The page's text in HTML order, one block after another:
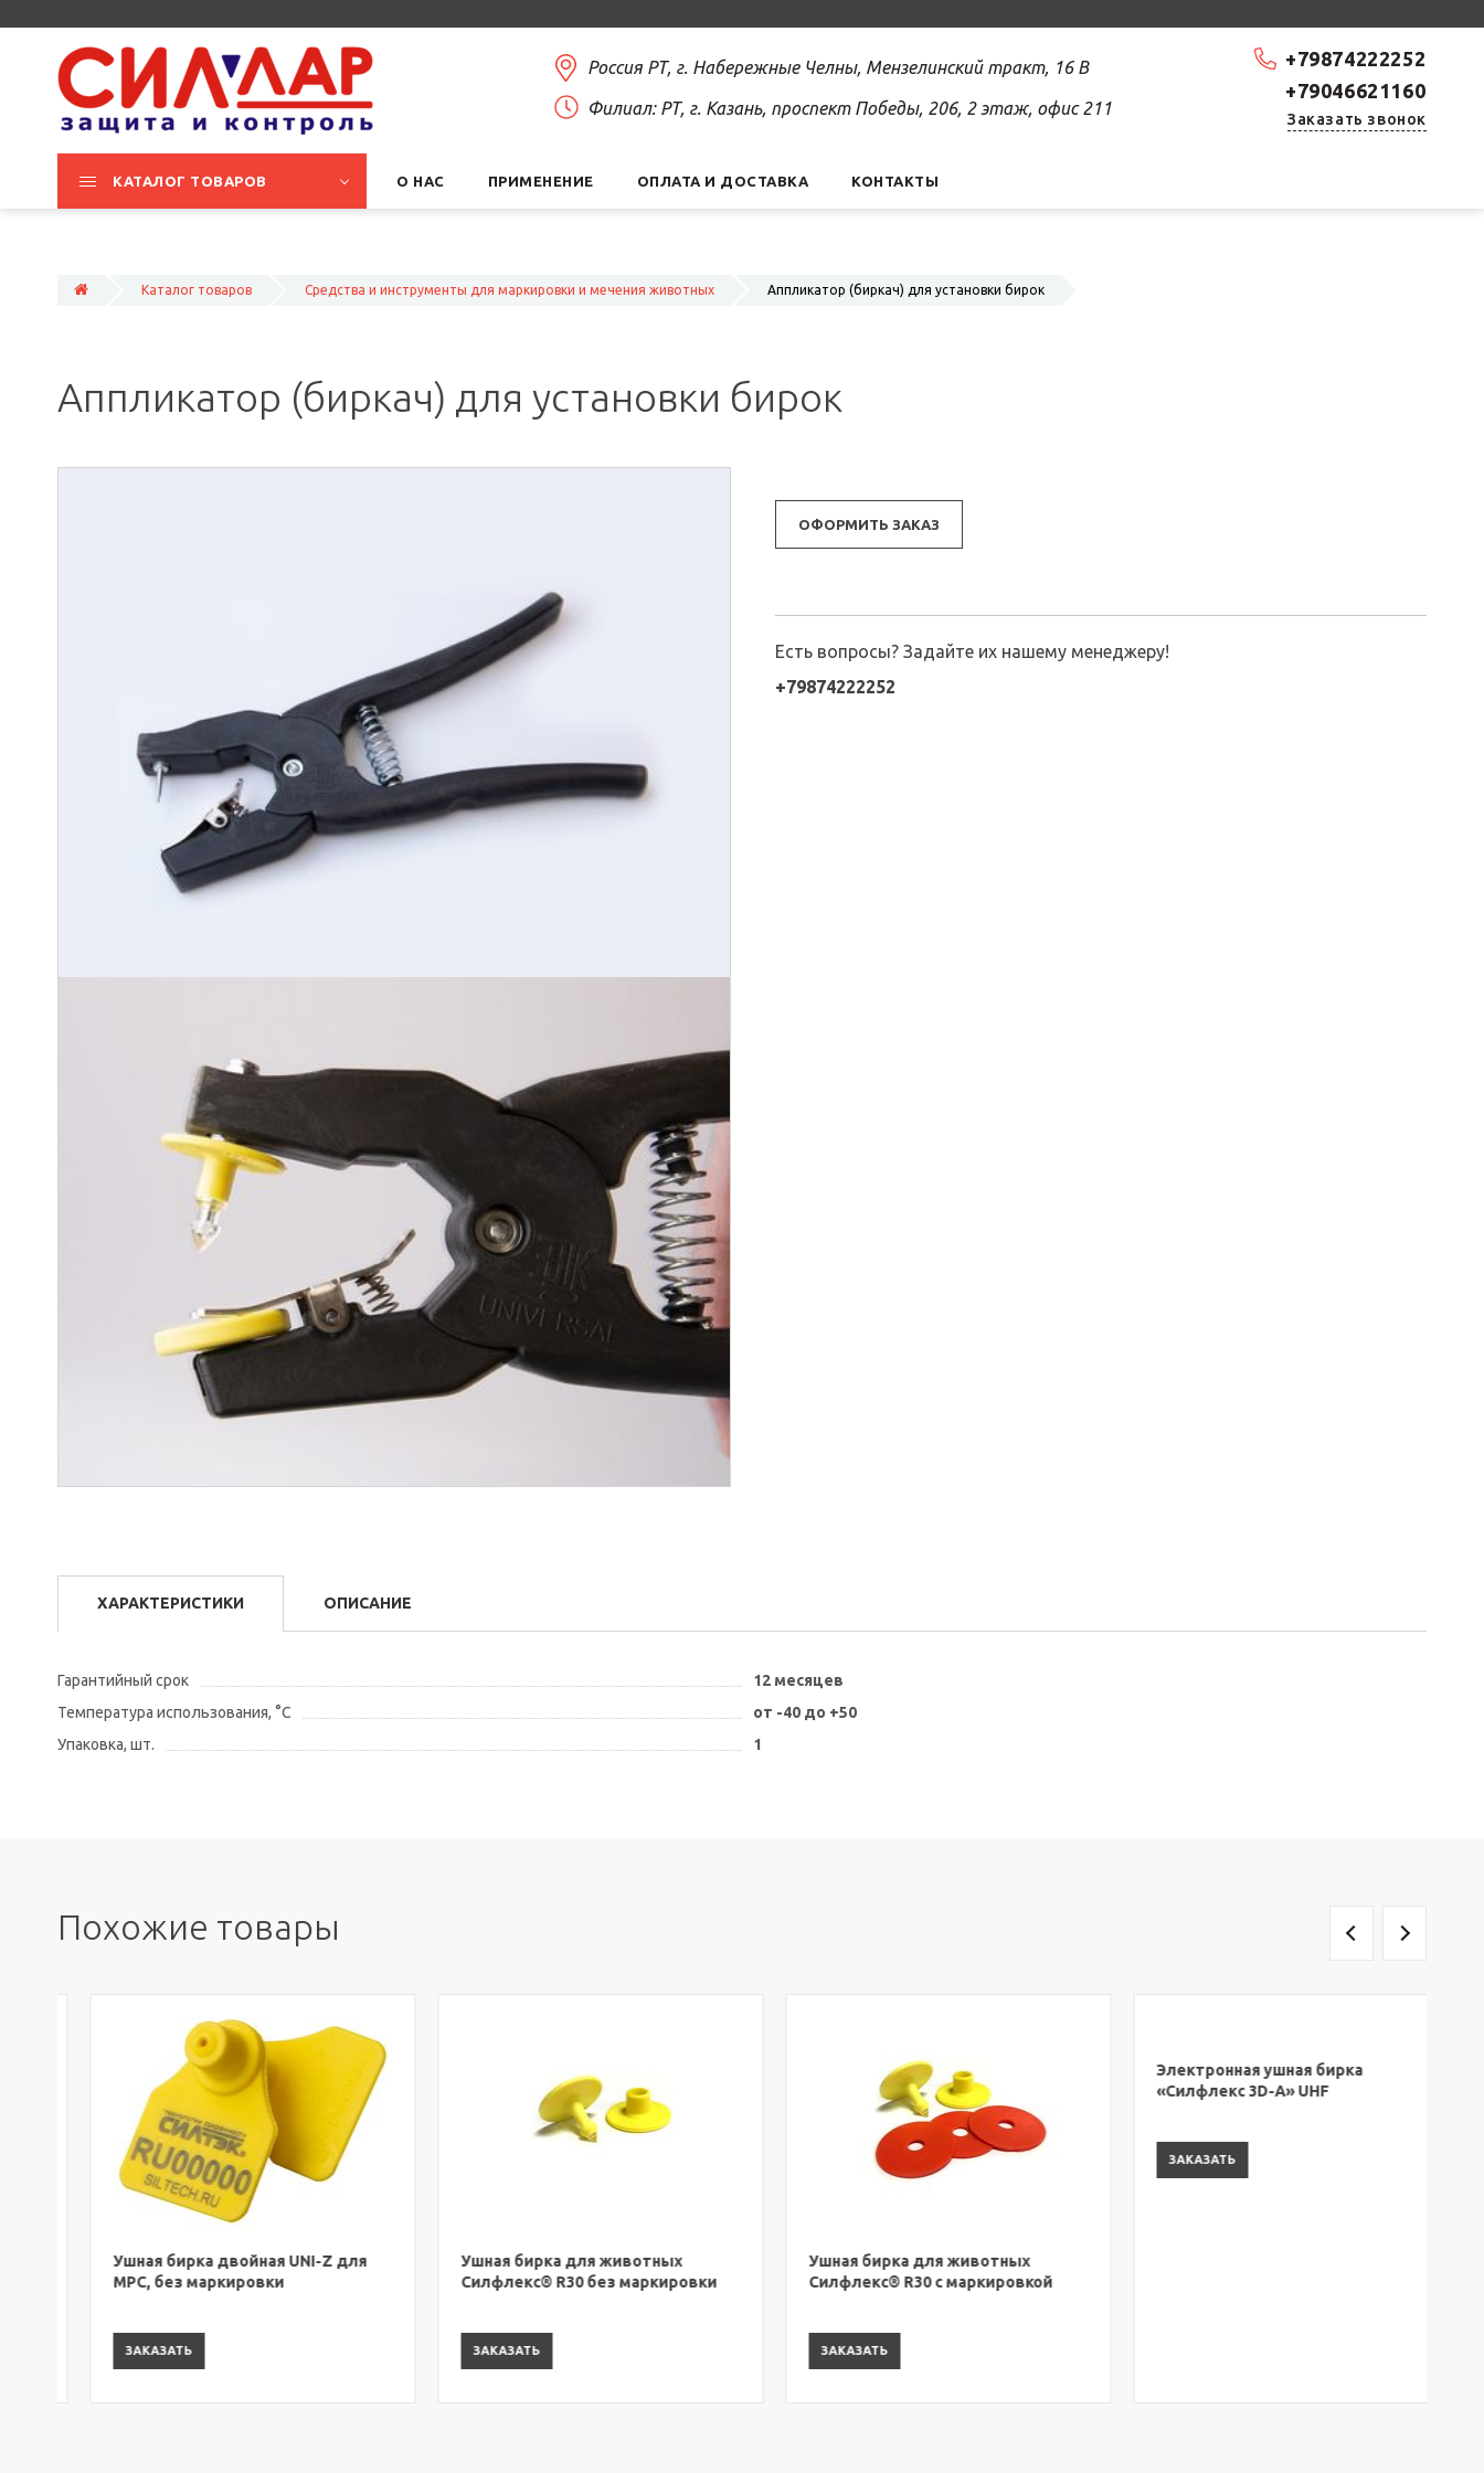
+79874222252
+79046621160
Заказать звонок
Россия РТ, г. Набережные Челны, Мензелинский тракт, 16 В
Филиал: РТ, г. Казань, проспект Победы, 206, 2 этаж, офис 211
КАТАЛОГ ТОВАРОВ О НАС ПРИМЕНЕНИЕ ОПЛАТА И ДОСТАВКА КОНТАКТЫ
Каталог товаров Средства и инструменты для маркировки и мечения животных Аппликатор (биркач) для установки бирок
Аппликатор (биркач) для установки бирок
ОФОРМИТЬ ЗАКАЗ
Есть вопросы? Задайте их нашему менеджеру!
+79874222252
ХАРАКТЕРИСТИКИ ОПИСАНИЕ
Гарантийный срок
12 месяцев
Температура использования, °С
от -40 до +50
Упаковка, шт.
1
Похожие товары
Ушная бирка двойная UNI-Z для
МРС, без маркировки
ЗАКАЗАТЬ
Ушная бирка для животных
Силфлекс® R30 без маркировки
ЗАКАЗАТЬ
Ушная бирка для животных
Силфлекс® R30 с маркировкой
ЗАКАЗАТЬ